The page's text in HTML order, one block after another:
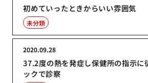
初めていったときからいい雰囲気
未分類
37.2度の熱を発症し保健所の指示に
ックで診察
2020.09.28